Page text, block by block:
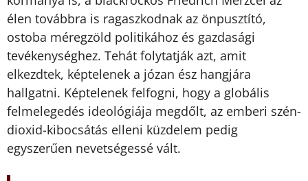
élen továbbra is ragaszkodnak az önpusztító,
ostoba méregzöld politikához és gazdasági
tevékenységhez. Tehát folytatják azt, amit
elkezdtek, képtelenek a józan ész hangjára
hallgatni. Képtelenek felfogni, hogy a globális
felmelegedés ideológiája megdőlt, az emberi szén-
dioxid-kibocsátás elleni küzdelem pedig
egyszerűen nevetségessé vált.